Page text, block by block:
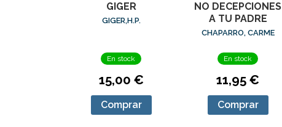
GIGER
GIGER,H.P.
En stock
15,00 €
Comprar
NO DECEPCIONES
A TU PADRE
CHAPARRO, CARME
En stock
11,95 €
Comprar